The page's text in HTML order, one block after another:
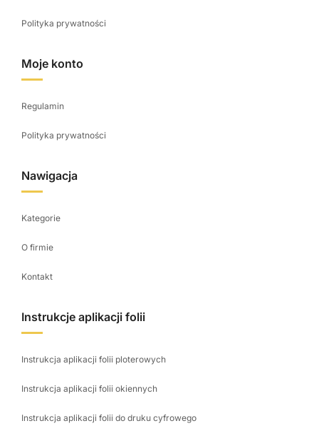
Polityka prywatności
Moje konto
Regulamin
Polityka prywatności
Nawigacja
Kategorie
O firmie
Kontakt
Instrukcje aplikacji folii
Instrukcja aplikacji folii ploterowych
Instrukcja aplikacji folii okiennych
Instrukcja aplikacji folii do druku cyfrowego